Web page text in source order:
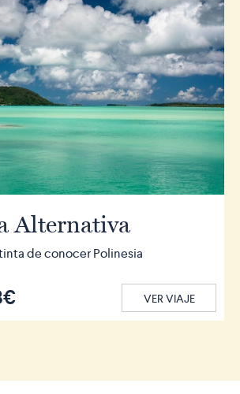
Alternativa
de conocer Polinesia
VER VIAJE